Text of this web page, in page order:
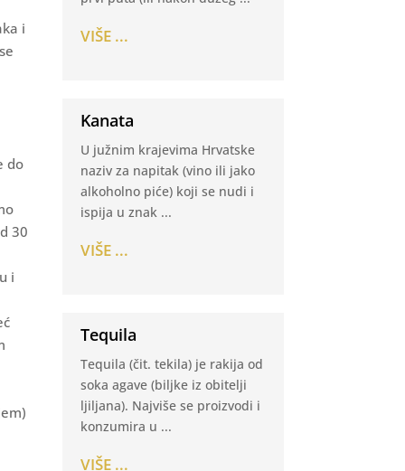
i
do
30
i
VIŠE ...
Kanata
U južnim krajevima Hrvatske
naziv za napitak (vino ili jako
alkoholno piće) koji se nudi i
ispija u znak ...
VIŠE ...
Tequila
Tequila (čit. tekila) je rakija od
soka agave (biljke iz obitelji
ljiljana). Najviše se proizvodi i
konzumira u ...
VIŠE ...